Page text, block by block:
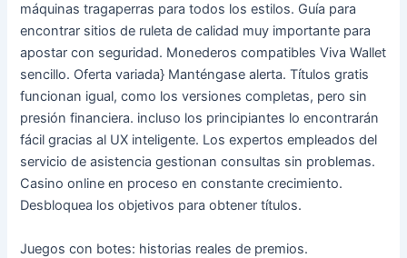
máquinas tragaperras para todos los estilos. Guía para
encontrar sitios de ruleta de calidad muy importante para
apostar con seguridad. Monederos compatibles Viva Wallet
sencillo. Oferta variada} Manténgase alerta. Títulos gratis
funcionan igual, como los versiones completas, pero sin
presión financiera. incluso los principiantes lo encontrarán
fácil gracias al UX inteligente. Los expertos empleados del
servicio de asistencia gestionan consultas sin problemas.
Casino online en proceso en constante crecimiento.
Desbloquea los objetivos para obtener títulos.
Juegos con botes: historias reales de premios.